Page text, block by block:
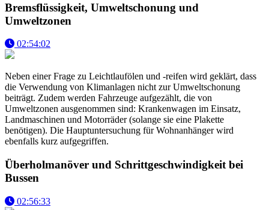
Bremsflüssigkeit, Umweltschonung und
Umweltzonen
02:54:02
Neben einer Frage zu Leichtlaufölen und -reifen wird geklärt, dass
die Verwendung von Klimanlagen nicht zur Umweltschonung
beiträgt. Zudem werden Fahrzeuge aufgezählt, die von
Umweltzonen ausgenommen sind: Krankenwagen im Einsatz,
Landmaschinen und Motorräder (solange sie eine Plakette
benötigen). Die Hauptuntersuchung für Wohnanhänger wird
ebenfalls kurz aufgegriffen.
Überholmanöver und Schrittgeschwindigkeit bei
Bussen
02:56:33